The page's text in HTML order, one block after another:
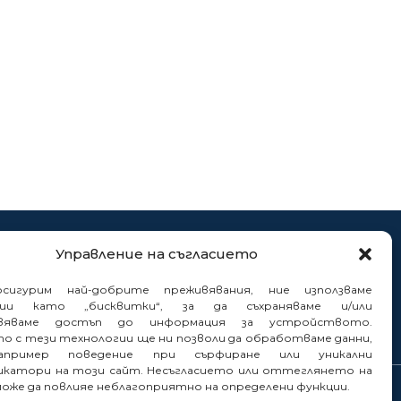
Управление на съгласието
най-добрите преживявания, ние използваме
като „бисквитки“, за да съхраняваме и/или
достъп до информация за устройството.
с тези технологии ще ни позволи да обработваме данни,
поведение при сърфиране или уникални
на този сайт. Несъгласието или оттеглянето на
да повлияе неблагоприятно на определени функции.